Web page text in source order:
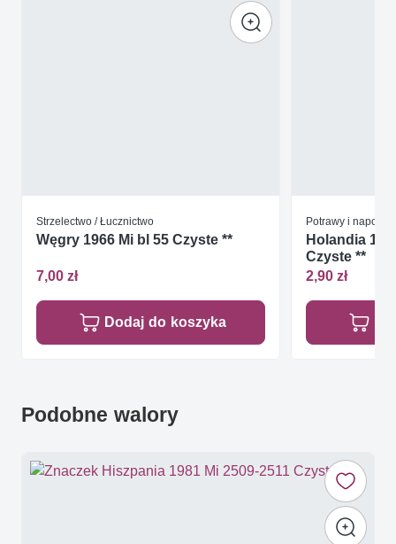
Strzelectwo / Łucznictwo
Węgry 1966 Mi bl 55 Czyste **
7,00 zł
Dodaj do koszyka
Potrawy i napoje
Holandia
Czyste **
2,90 zł
Podobne walory